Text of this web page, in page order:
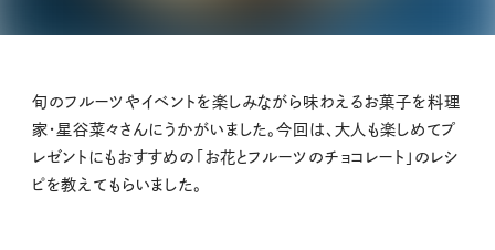
旬のフルーツやイベントを楽しみながら味わえるお菓子を料理
家・星谷菜々さんにうかがいました。今回は、大人も楽しめてプ
レゼントにもおすすめの「お花とフルーツのチョコレート」のレシ
ピを教えてもらいました。